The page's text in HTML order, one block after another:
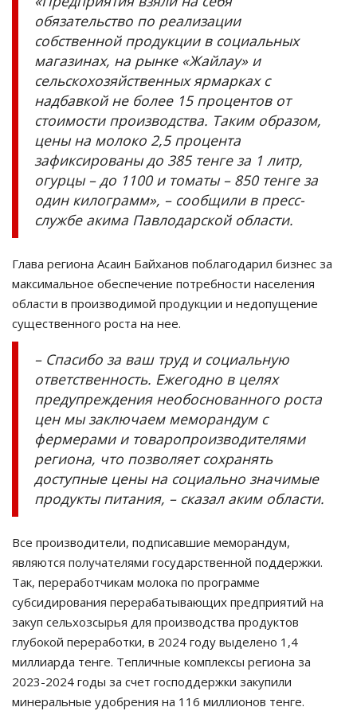
обязательство по реализации
собственной продукции в социальных
магазинах, на рынке «Жайлау» и
сельскохозяйственных ярмарках с
надбавкой не более 15 процентов от
стоимости производства. Таким образом,
цены на молоко 2,5 процента
зафиксированы до 385 тенге за 1 литр,
огурцы – до 1100 и томаты – 850 тенге за
один килограмм», – сообщили в пресс-
службе акима Павлодарской области.
Глава региона Асаин Байханов поблагодарил бизнес за
максимальное обеспечение потребности населения
области в производимой продукции и недопущение
существенного роста на нее.
– Спасибо за ваш труд и социальную
ответственность. Ежегодно в целях
предупреждения необоснованного роста
цен мы заключаем меморандум с
фермерами и товаропроизводителями
региона, что позволяет сохранять
доступные цены на социально значимые
продукты питания, – сказал аким области.
Все производители, подписавшие меморандум,
являются получателями государственной поддержки.
Так, переработчикам молока по программе
субсидирования перерабатывающих предприятий на
закуп сельхозсырья для производства продуктов
глубокой переработки, в 2024 году выделено 1,4
миллиарда тенге. Тепличные комплексы региона за
2023-2024 годы за счет господдержки закупили
минеральные удобрения на 116 миллионов тенге.